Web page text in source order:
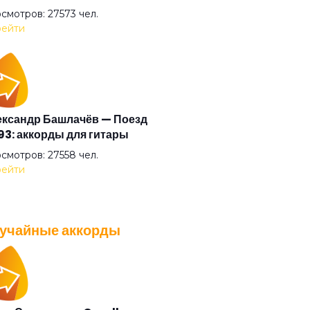
(feat Аффинаж)
27573 чел.
Башлачёв — Поезд
аккорды для гитары
27558 чел.
— Плохо танцевать: аккорды
26037 чел.
аккорды